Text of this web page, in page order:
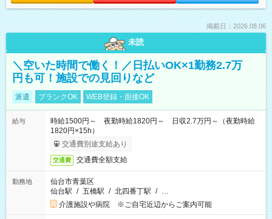
掲載日：2026.08.06
未読
＼空いた時間で働く！／日払いOK×1勤務2.7万
円も可！施設での見回りなど
派遣 ブランクOK WEB登録・面接OK
給与
時給1500円～ 夜勤時給1820円～ 日収2.7万円～（夜勤時給
1820円×15h）
交通費別途支給あり
交通費 交通費全額支給
勤務地
仙台市青葉区
仙台駅 / 五橋駅 / 北四番丁駅 / …
介護施設や病院 ※ご自宅近辺からご案内可能